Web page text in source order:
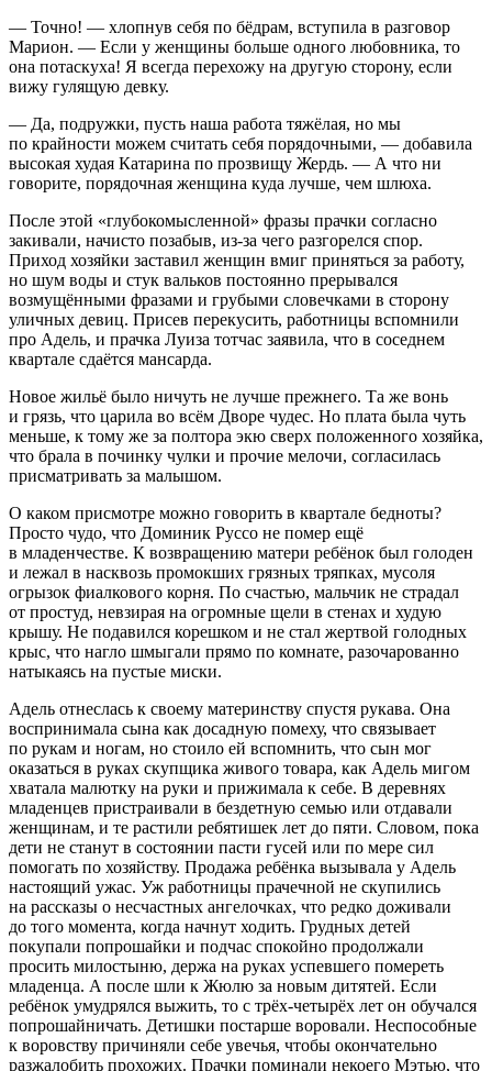
— Точно! — хлопнув себя по бёдрам, вступила в разговор
Марион. — Если у женщины больше одного любовника, то
она потаскуха! Я всегда перехожу на другую сторону, если
вижу гулящую девку.
— Да, подружки, пусть наша работа тяжёлая, но мы
по крайности можем считать себя порядочными, — добавила
высокая худая Катарина по прозвищу Жердь. — А что ни
говорите, порядочная женщина куда лучше, чем шлюха.
После этой «глубокомысленной» фразы прачки согласно
закивали, начисто позабыв, из-за чего разгорелся спор.
Приход хозяйки заставил женщин вмиг приняться за работу,
но шум воды и стук вальков постоянно прерывался
возмущёнными фразами и грубыми словечками в сторону
уличных девиц. Присев перекусить, работницы вспомнили
про Адель, и прачка Луиза тотчас заявила, что в соседнем
квартале сдаётся мансарда.
Новое жильё было ничуть не лучше прежнего. Та же вонь
и грязь, что царила во всём Дворе чудес. Но плата была чуть
меньше, к тому же за полтора экю сверх положенного хозяйка,
что брала в починку чулки и прочие мелочи, согласилась
присматривать за малышом.
О каком присмотре можно говорить в квартале бедноты?
Просто чудо, что Доминик Руссо не помер ещё
в младенчестве. К возвращению матери ребёнок был голоден
и лежал в насквозь промокших грязных тряпках, мусоля
огрызок фиалкового корня. По счастью, мальчик не страдал
от простуд, невзирая на огромные щели в стенах и худую
крышу. Не подавился корешком и не стал жертвой голодных
крыс, что нагло шмыгали прямо по комнате, разочарованно
натыкаясь на пустые миски.
Адель отнеслась к своему материнству спустя рукава. Она
воспринимала сына как досадную помеху, что связывает
по рукам и ногам, но стоило ей вспомнить, что сын мог
оказаться в руках скупщика живого товара, как Адель мигом
хватала малютку на руки и прижимала к себе. В деревнях
младенцев пристраивали в бездетную семью или отдавали
женщинам, и те растили ребятишек лет до пяти. Словом, пока
дети не станут в состоянии пасти гусей или по мере сил
помогать по хозяйству. Продажа ребёнка вызывала у Адель
настоящий ужас. Уж работницы прачечной не скупились
на рассказы о несчастных ангелочках, что редко доживали
до того момента, когда начнут ходить. Грудных детей
покупали попрошайки и подчас спокойно продолжали
просить милостыню, держа на руках успевшего помереть
младенца. А после шли к Жюлю за новым дитятей. Если
ребёнок умудрялся выжить, то с трёх-четырёх лет он обучался
попрошайничать. Детишки постарше воровали. Неспособные
к воровству причиняли себе увечья, чтобы окончательно
разжалобить прохожих. Прачки поминали некоего Мэтью, что